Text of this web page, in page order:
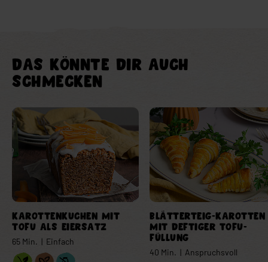
DAS KÖNNTE DIR AUCH
SCHMECKEN
KAROTTENKUCHEN MIT
TOFU ALS EIERSATZ
65 Min. | Einfach
Verlinkung Element
BLÄTTERTEIG-KAROTTEN
MIT DEFTIGER TOFU-
FÜLLUNG
40 Min. | Anspruchsvoll
Verlinkung Element